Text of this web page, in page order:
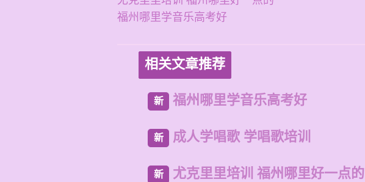
福州哪里学音乐高考好
相关文章推荐
新 福州哪里学音乐高考好
新 成人学唱歌 学唱歌培训
新 尤克里里培训 福州哪里好一点的